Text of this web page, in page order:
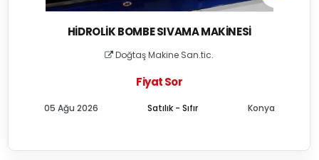
HIDROLIK BOMBE SIVAMA MAKINESI
Doğtaş Makine San.tic.
Fiyat Sor
Satılık - Sıfır
05 Ağu 2026 Konya